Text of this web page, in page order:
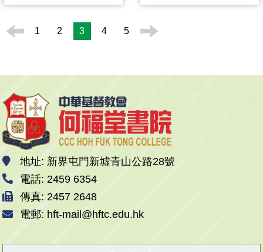
1 2 3 4 5
地址: 新界屯門新墟青山公路28號
電話: 2459 6354
傳真: 2457 2648
電郵: hft-mail@hftc.edu.hk